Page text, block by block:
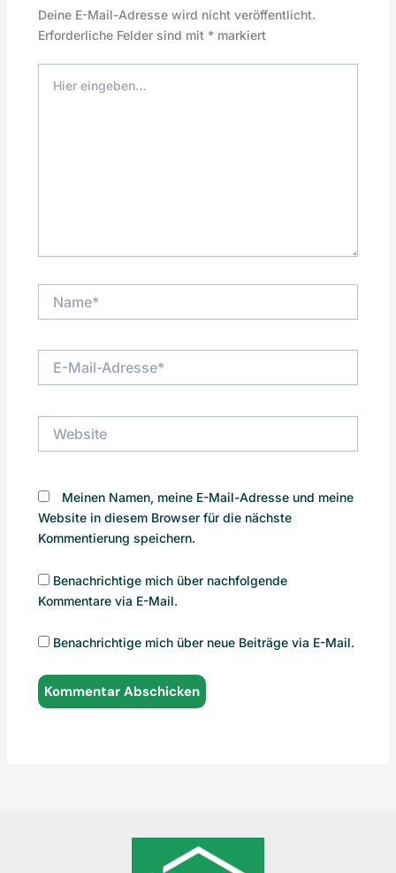
Deine E-Mail-Adresse wird nicht veröffentlicht.
Erforderliche Felder sind mit *markiert
eingeben…
Mail-
Meinen Namen, meine E-Mail-Adresse und meine
Website in diesem Browser für die nächste
Kommentierung speichern.
Benachrichtige mich über nachfolgende
Kommentare via E-Mail.
Benachrichtige mich über neue Beiträge via E-Mail.